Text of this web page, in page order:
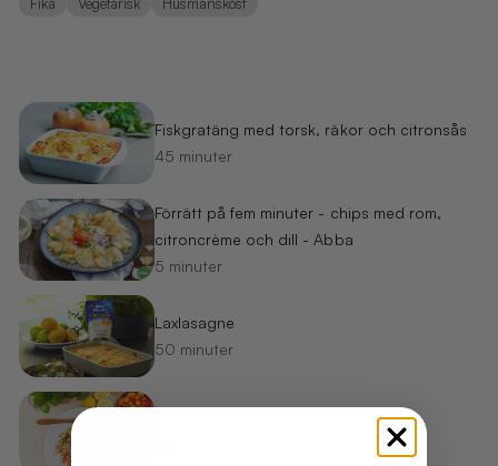
Fiskgratäng med torsk, räkor och citronsås
45 minuter
Förrätt på fem minuter - chips med rom,
citroncrème och dill - Abba
5 minuter
Laxlasagne
50 minuter